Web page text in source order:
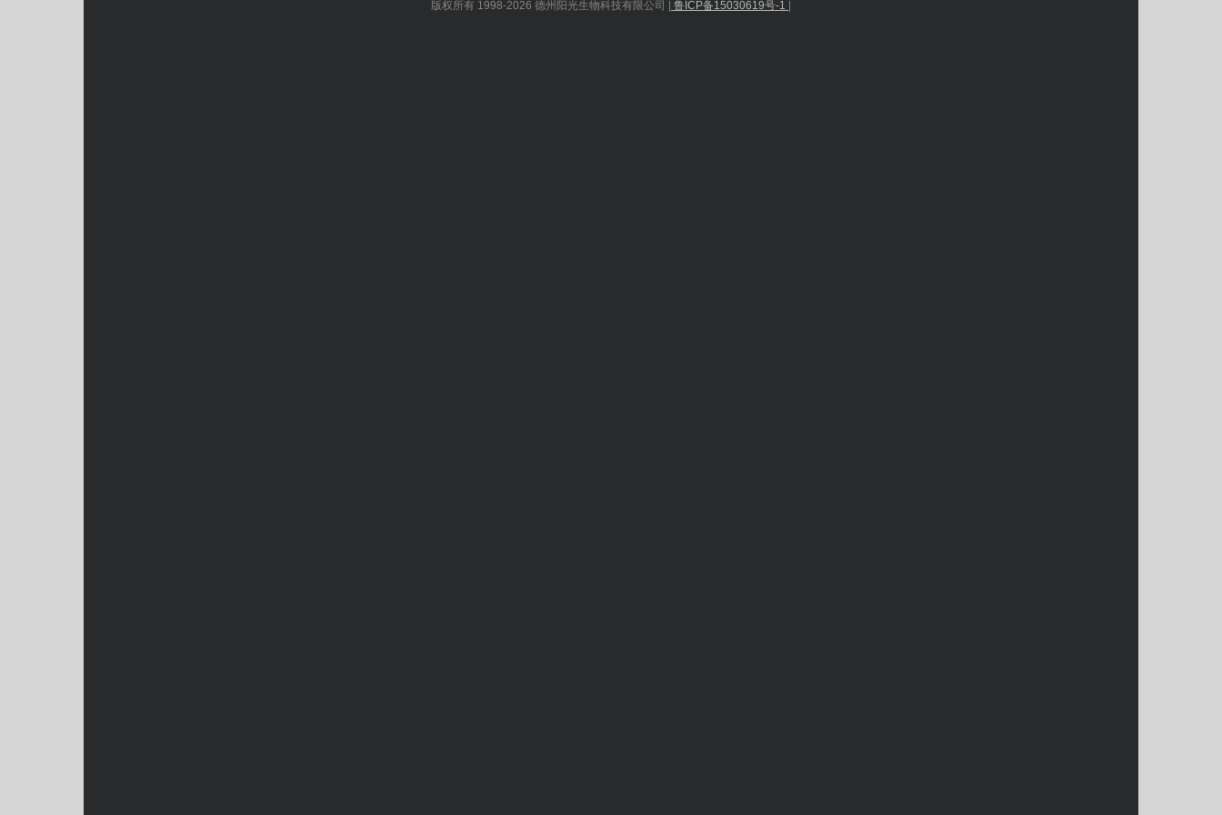
版权所有 1998-2026 德州阳光生物科技有限公司 | 鲁ICP备15030619号-1